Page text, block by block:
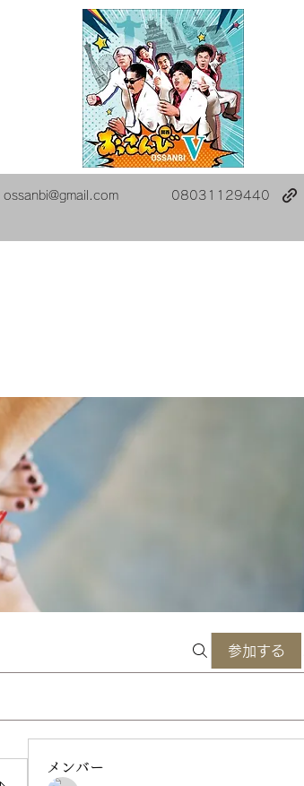
ossanbi@gmail.com 08031129440
参加する
メンバー